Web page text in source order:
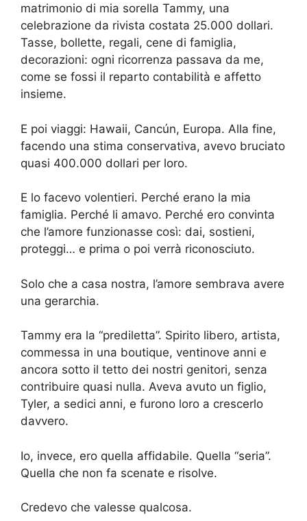
matrimonio di mia sorella Tammy, una
celebrazione da rivista costata 25.000 dollari.
Tasse, bollette, regali, cene di famiglia,
decorazioni: ogni ricorrenza passava da me,
come se fossi il reparto contabilità e affetto
insieme.
E poi viaggi: Hawaii, Cancún, Europa. Alla fine,
facendo una stima conservativa, avevo bruciato
quasi 400.000 dollari per loro.
E lo facevo volentieri. Perché erano la mia
famiglia. Perché li amavo. Perché ero convinta
che l’amore funzionasse così: dai, sostieni,
proteggi… e prima o poi verrà riconosciuto.
Solo che a casa nostra, l’amore sembrava avere
una gerarchia.
Tammy era la “prediletta”. Spirito libero, artista,
commessa in una boutique, ventinove anni e
ancora sotto il tetto dei nostri genitori, senza
contribuire quasi nulla. Aveva avuto un figlio,
Tyler, a sedici anni, e furono loro a crescerlo
davvero.
Io, invece, ero quella affidabile. Quella “seria”.
Quella che non fa scenate e risolve.
Credevo che valesse qualcosa.